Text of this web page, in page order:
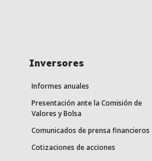
Inversores
Informes anuales
Presentación ante la Comisión de
Valores y Bolsa
Comunicados de prensa financieros
Cotizaciones de acciones